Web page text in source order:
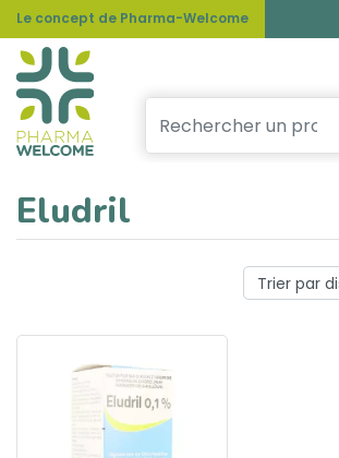
Le concept de Pharma-Welcome
Eludril